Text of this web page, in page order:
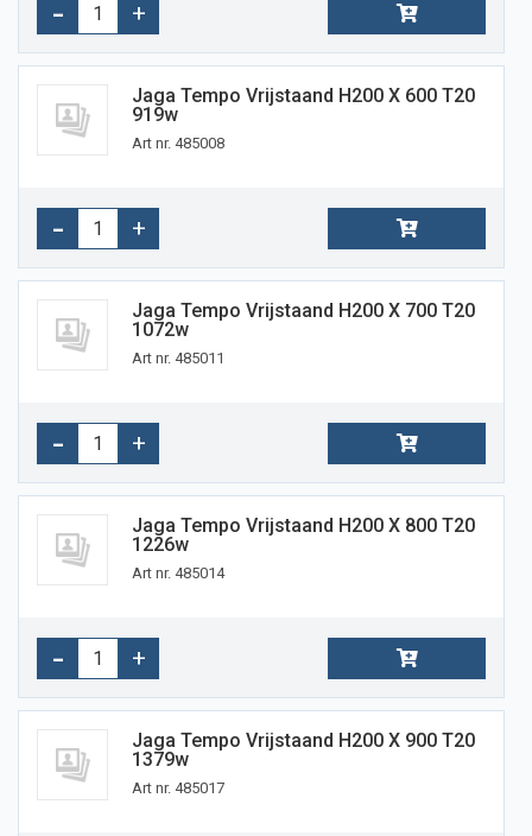
Jaga Tempo Vrijstaand H200 X 600 T20
919w
Art nr. 485008
Jaga Tempo Vrijstaand H200 X 700 T20
1072w
Art nr. 485011
Jaga Tempo Vrijstaand H200 X 800 T20
1226w
Art nr. 485014
Jaga Tempo Vrijstaand H200 X 900 T20
1379w
Art nr. 485017